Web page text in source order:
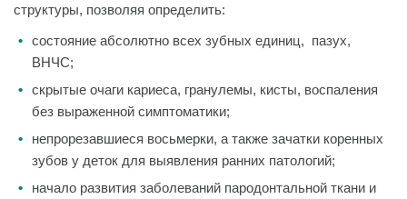
структуры, позволяя определить:
состояние абсолютно всех зубных единиц, пазух,
ВНЧС;
скрытые очаги кариеса, гранулемы, кисты, воспаления
без выраженной симптоматики;
непрорезавшиеся восьмерки, а также зачатки коренных
зубов у деток для выявления ранних патологий;
начало развития заболеваний пародонтальной ткани и